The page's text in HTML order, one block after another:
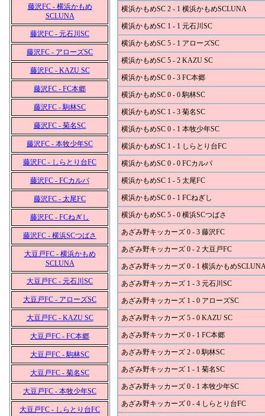
藤沢FC - 横浜かもめ
SCLUNA
藤沢FC - 元石川SC
藤沢FC - アローズSC
藤沢FC - KAZU SC
藤沢FC - FC本郷
藤沢FC - 駒林SC
藤沢FC - 菊名SC
藤沢FC - 本牧少年SC
藤沢FC - しらとり台FC
藤沢FC - FCカルパ
藤沢FC - 太尾FC
藤沢FC - FCねぎし
藤沢FC - 横浜SCつばさ
大豆戸FC - 横浜かもめ
SCLUNA
大豆戸FC - 元石川SC
大豆戸FC - アローズSC
大豆戸FC - KAZU SC
大豆戸FC - FC本郷
大豆戸FC - 駒林SC
大豆戸FC - 菊名SC
大豆戸FC - 本牧少年SC
大豆戸FC - しらとり台FC
横浜かもめSC 2 - 1 横浜かもめSCLUNA
横浜かもめSC 1 - 1 元石川SC
横浜かもめSC 5 - 1 アローズSC
横浜かもめSC 5 - 2 KAZU SC
横浜かもめSC 0 - 3 FC本郷
横浜かもめSC 0 - 0 駒林SC
横浜かもめSC 1 - 3 菊名SC
横浜かもめSC 0 - 1 本牧少年SC
横浜かもめSC 1 - 1 しらとり台FC
横浜かもめSC 0 - 0 FCカルパ
横浜かもめSC 1 - 5 太尾FC
横浜かもめSC 0 - 1 FCねぎし
横浜かもめSC 5 - 0 横浜SCつばさ
あざみ野キッカーズ 0 - 3 藤沢FC
あざみ野キッカーズ 0 - 2 大豆戸FC
あざみ野キッカーズ 0 - 1 横浜かもめ
あざみ野キッカーズ 1 - 3 元石川SC
あざみ野キッカーズ 1 - 0 アローズSC
あざみ野キッカーズ 5 - 0 KAZU SC
あざみ野キッカーズ 0 - 1 FC本郷
あざみ野キッカーズ 2 - 0 駒林SC
あざみ野キッカーズ 1 - 1 菊名SC
あざみ野キッカーズ 0 - 1 本牧少年SC
あざみ野キッカーズ 0 - 4 しらとり台FC